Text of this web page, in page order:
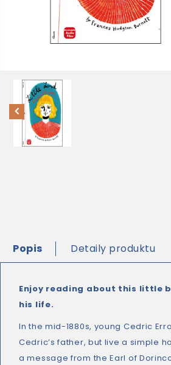
Popis Detaily produktu
Enjoy reading about this little
his life.
In the mid-1880s, young Cedric
Cedric’s father, but live a simple
a message from the Earl of